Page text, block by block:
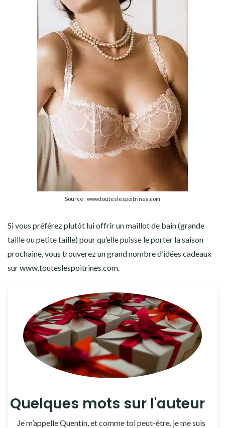
Source : www.touteslespoitrines.com
Si vous préférez plutôt lui offrir un maillot de bain (grande
taille ou petite taille) pour qu’elle puisse le porter la saison
prochaine, vous trouverez un grand nombre d’idées cadeaux
sur www.touteslespoitrines.com.
Quelques mots sur l'auteur
Je m’appelle Quentin, et comme toi peut-être, je me suis